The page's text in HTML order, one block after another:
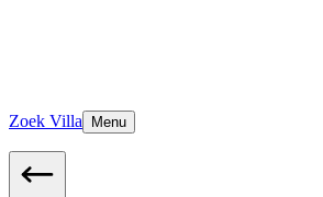
Zoek Villa Menu